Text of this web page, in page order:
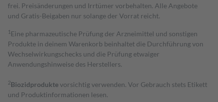
frei. Preisänderungen und Irrtümer vorbehalten. Alle Angebote
und Gratis-Beigaben nur solange der Vorrat reicht.
1 Eine pharmazeutische Prüfung der Arzneimittel und sonstigen
Produkte in deinem Warenkorb beinhaltet die Durchführung von
Wechselwirkungschecks und die Prüfung etwaiger
Anwendungshinweise des Herstellers.
2Biozidproduktevorsichtig verwenden. Vor Gebrauch stets Etikett
und Produktinformationen lesen.